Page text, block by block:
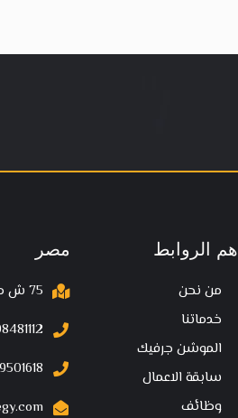
أهم الروابط
من نحن
خدماتنا
الموشن جرفيك
سابقة الاعمال
وظائف
مصر
75 ش محمد مقلد – مدينة نصر لقاهرة